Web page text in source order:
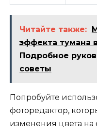
Читайте также:
эффекта тумана
Подробное
советы
Попробуйте
фоторедактор,
изменения цвета на